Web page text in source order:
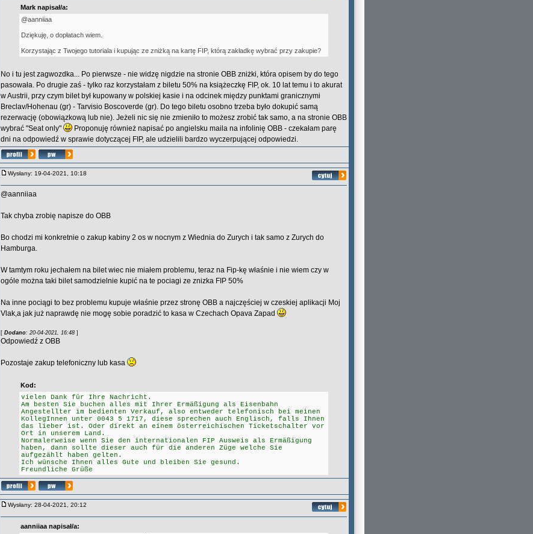
Mark napisał/a:
@aanniiaa
Dziękuję, o dopłatach wiem.
Korzystając z Twojego tutoriala i kupując ze zniżką na kartę FIP, którą zakładkę wybrać przy zakupie?
No i tu jest zagwozdka... Po pierwsze - nie widzę nigdzie na stronie OBB zniżki, która opisem by do tego
pasowała. Po drugie zaś - tylko raz korzystałam z biletu 50% na książeczkę FIP, ok. 10 lat temu i to akurat
w Austrii, przy czym bilet był kupowany w polskiej kasie i na odcinek między punktami granicznymi
Breclav/Hohenau (gr) - Tarvisio Boscoverde (gr). Do tego biletu osobno trzeba było dokupić samą
rezerwację (obowiązkową lub nie). Jeżeli nic się nie zmieniło to możesz zrobić tak samo, a na stronie OBB
wybrać "Seat only"
Proponuję również napisać po angielsku maila na infolinię OBB - czekałam parę
dni na odpowiedź w sprawie dotyczącej FIP, ale udzielili bardzo wyczerpującej odpowiedzi.
Wysłany: 19-04-2021, 10:18
@aanniiaa
Tak chyba zrobię napisze do OBB
Bo chodzi mi konkretnie o zakup kabiny 2 os w nocnym z Wiednia do Zurych i tak samo z Zurych do
Hamburga.
W tamtym roku jechałem na bilet wiec nie miałem problemu, teraz na Fip-kę właśnie i nie wiem czy w
ogóle można taki bilet samodzielnie kupić na te pociagi ze znizka FIP 50%
Na inne pociągi to bez problemu kupuje właśnie przez stronę OBB a najczęściej w czeskiej aplikacji Moj
Vlak,a jak już naprawdę nie mogę sobie poradzić to kasa w Czechach Opava Zapad
[ Dodano: 20-04-2021, 16:48 ]
Odpowiedź z OBB
Pozostaje zakup telefoniczny lub kasa
Kod:
vielen Dank für Ihre Nachricht.
Am besten Sie buchen alles mit Ihrer Ermäßigung als Eisenbahn
Angestellter im bedienten Verkauf, also entweder telefonisch bei meinen
KollegInnen unter 0043 5 1717, diese sprechen auch Englisch, falls Ihnen
das lieber ist. Oder direkt an einem österreichischen Ticketschalter vor
Ort in unserem Land.
Normalerweise wenn Sie den internationalen FIP Ausweis als Ermäßigung
haben, dann sollte dieser auch für die anderen Züge welche Sie
aufgezählt haben gelten.
Ich wünsche Ihnen alles Gute und bleiben Sie gesund.
Freundliche Grüße
Wysłany: 28-04-2021, 20:12
aanniiaa napisał/a: